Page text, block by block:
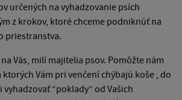
určených na vyhadzovanie psích
z krokov, ktoré chceme podniknúť na
priestranstva.
Vás, milí majitelia psov. Pomôžte nám
Vám pri venčení chýbajú koše , do
“poklady” od Vašich